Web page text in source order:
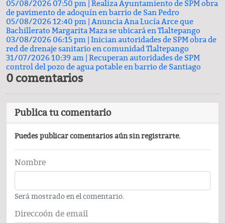
05/08/2026 07:50 pm | Realiza Ayuntamiento de SPM obra
de pavimento de adoquín en barrio de San Pedro
05/08/2026 12:40 pm | Anuncia Ana Lucía Arce que
Bachillerato Margarita Maza se ubicará en Tlaltepango
03/08/2026 06:15 pm | Inician autoridades de SPM obra de
red de drenaje sanitario en comunidad Tlaltepango
31/07/2026 10:39 am | Recuperan autoridades de SPM
control del pozo de agua potable en barrio de Santiago
0 comentarios
Publica tu comentario
Puedes publicar comentarios aún sin registrarte.
Nombre
Será mostrado en el comentario.
Direccoón de email